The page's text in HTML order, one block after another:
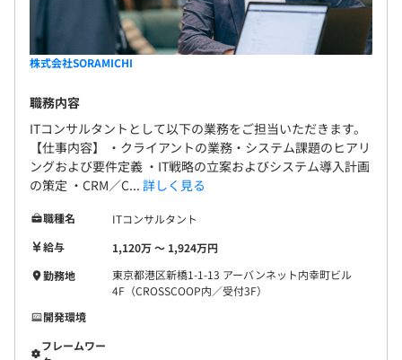
株式会社SORAMICHI
職務内容
ITコンサルタントとして以下の業務をご担当いただきます。
【仕事内容】 ・クライアントの業務・システム課題のヒアリ
ングおよび要件定義 ・IT戦略の立案およびシステム導入計画
の策定 ・CRM／C... 詳しく見る
職種名
ITコンサルタント
給与
1,120万 〜 1,924万円
勤務地
東京都港区新橋1-1-13 アーバンネット内幸町ビル
4F（CROSSCOOP内／受付3F）
開発環境
フレームワー